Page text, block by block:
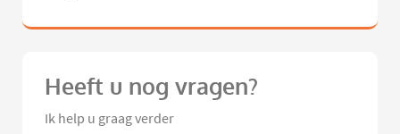
Heeft u nog vragen?
Ik help u graag verder